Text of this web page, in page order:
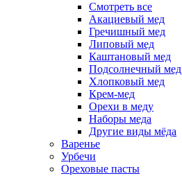
Смотреть все
Акациевый мед
Гречишный мед
Липовый мед
Каштановый мед
Подсолнечный мед
Хлопковый мед
Крем-мед
Орехи в меду
Наборы меда
Другие виды мёда
Варенье
Урбечи
Ореховые пасты